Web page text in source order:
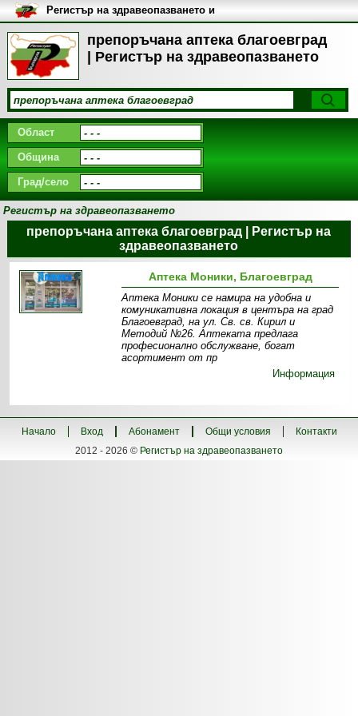
препоръчана аптека благоевград
| Регистър на здравеопазването
Регистър на здравеопазването и
медицинските заведения в
България
Област
Община
Град/село
Регистър на здравеопазването
препоръчана аптека благоевград | Регистър на
здравеопазването
Аптека Моники, Благоевград
Аптека Моники се намира на удобна и
комуникативна локация в центъра на град
Благоевград, на ул. Св. св. Кирил и
Методий №26. Аптеката предлага
професионално обслужване, богат
асортимент от пр
Информация
Начало Вход Абонамент Общи условия
Контакти
2012 - 2026 © Регистър на здравеопазването